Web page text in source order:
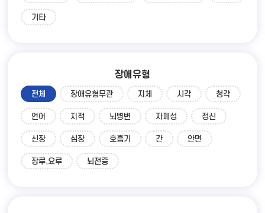
기타
장애유형
전체 장애유형무관 지체 시각 청각
언어 지적 뇌병변 자폐성 정신
신장 심장 호흡기 간 안면
장루,요루 뇌전증